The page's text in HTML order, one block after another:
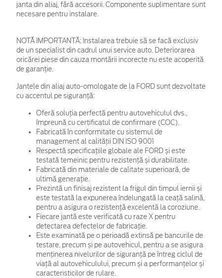
janta din aliaj, fără accesorii. Componente suplimentare sunt
necesare pentru instalare.
NOTĂ IMPORTANTĂ: Instalarea trebuie să se facă exclusiv
de un specialist din cadrul unui service auto. Deteriorarea
oricărei piese din cauza montării incorecte nu este acoperită
de garanţie.
Jantele din aliaj auto-omologate de la FORD sunt dezvoltate
cu accentul pe siguranță:
Oferă soluția perfectă pentru autovehiculul dvs.,
împreună cu certificatul de confirmare (COC).
Fabricată în conformitate cu sistemul de
management al calității DIN ISO 9001
Respectă specificațiile globale ale FORD și este
testată temeinic pentru rezistență și durabilitate.
Fabricată din materiale de calitate superioară, de
ultimă generație.
Prezintă un finisaj rezistent la frigul din timpul iernii și
este testată la expunerea îndelungată la ceață salină,
pentru a asigura o rezistență excelentă la coroziune.
Fiecare jantă este verificată cu raze X pentru
detectarea defectelor de fabricație.
Este examinată pe o perioadă extinsă pe bancurile de
testare, precum și pe autovehicul, pentru a se asigura
menținerea nivelurilor de siguranță pe întreg ciclul de
viață al autovehiculului, precum și a performanțelor și
caracteristicilor de rulare.